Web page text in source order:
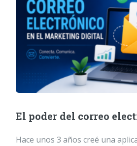
El poder del correo
Hace unos 3 años creé una